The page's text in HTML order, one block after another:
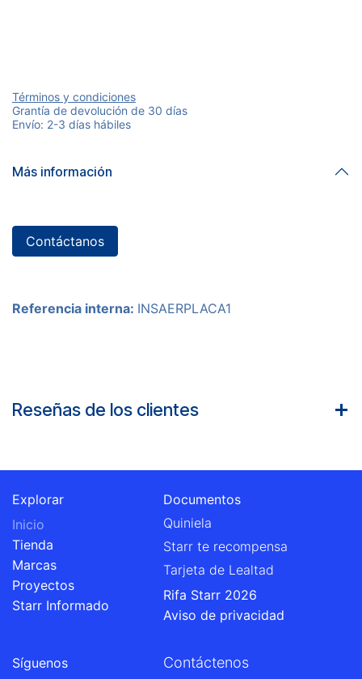
Términos y condiciones
Grantía de devolución de 30 días
Envío: 2-3 días hábiles
Más información
Contáctanos
Referencia interna: INSAERPLACA1
Reseñas de los clientes
Explorar
Inicio
Tienda
Marcas
Proyectos
Starr Informado
Documentos
Quiniela
Starr te recompensa
Tarjeta de Lealtad
Rifa Starr 2026
Aviso de privacidad
Síguenos Contáctenos